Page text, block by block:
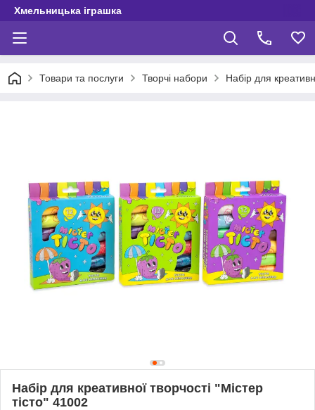
Хмельницька іграшка
Товари та послуги Творчі набори Набір для
Набір для креативної творчості "Містер
тісто" 41002